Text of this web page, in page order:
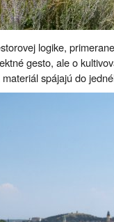
logike,
gesto, ale o
spájajú do